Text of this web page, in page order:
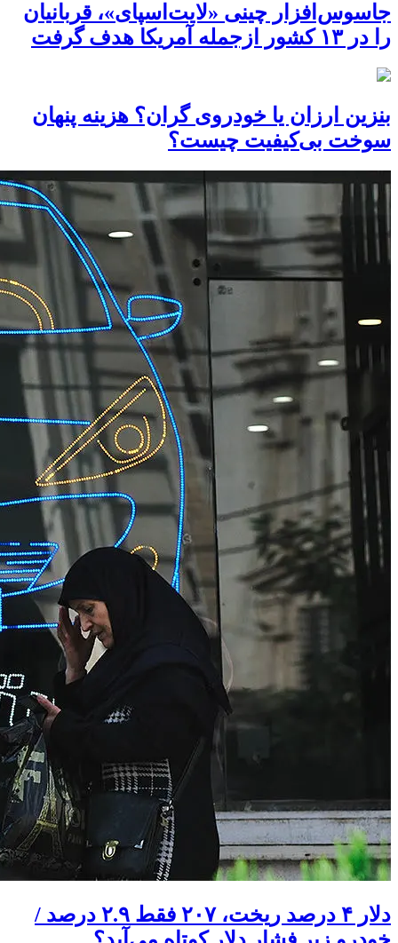
جاسوس‌افزار چینی «لایت‌اسپای»، قربانیان
را در ۱۳ کشور ازجمله آمریکا هدف گرفت
بنزین ارزان یا خودروی گران؟ هزینه پنهان
سوخت بی‌کیفیت چیست؟
دلار ۴ درصد ریخت، ۲۰۷ فقط ۲.۹ درصد /